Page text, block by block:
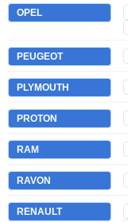
OPEL
PEUGEOT
PLYMOUTH
PROTON
RAM
RAVON
RENAULT